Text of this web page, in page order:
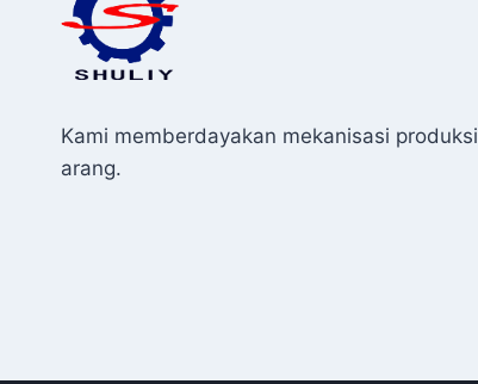
Kami memberdayakan mekanisasi produksi
arang.